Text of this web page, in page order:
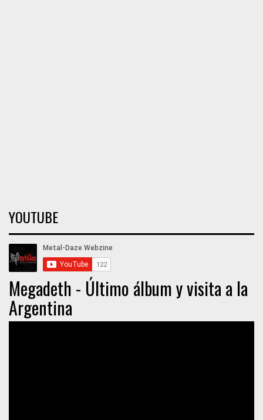
YOUTUBE
Megadeth - Último álbum y visita a la
Argentina